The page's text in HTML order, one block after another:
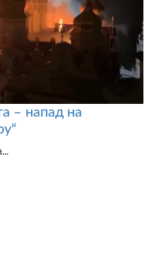
– напад на